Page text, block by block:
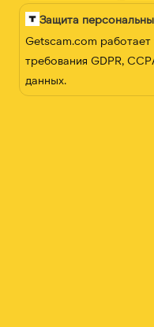
Защита
Getscam.com
требования GDPR,
данных.